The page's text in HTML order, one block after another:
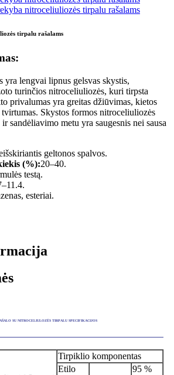
tirpalu rašalams
yra lengvai lipnus gelsvas skystis,
turinčios nitroceliuliozės, kuri tirpsta
privalumas yra greitas džiūvimas, kietos
Skystos formos nitroceliuliozės
sandėliavimo metu yra saugesnis nei sausa
geltonos spalvos.
(%):20–40.
testą.
esteriai.
SU NITROCELIULOZĖS TIRPALU SPECIFIKACIJOS
Tirpiklio komponentas
Etilo
95 %